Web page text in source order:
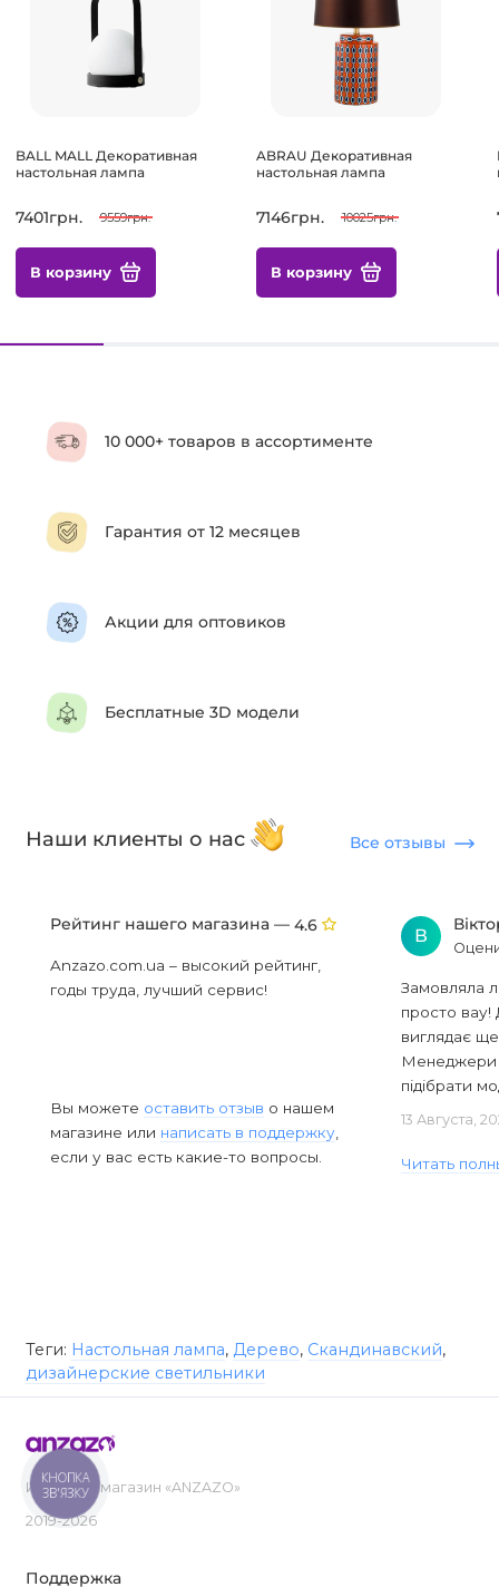
BALL MALL Декоративная
настольная лампа
7401грн. 9559грн.
В корзину
ABRAU Декоративная
настольная лампа
7146грн. 10025грн.
В корзину
10 000+ товаров в ассортименте
Гарантия от 12 месяцев
Акции для оптовиков
Бесплатные 3D модели
Наши клиенты о нас Все отзывы
Рейтинг нашего магазина — 4.6
Anzazo.com.ua – высокий рейтинг,
годы труда, лучший сервис!
Вы можете оставить отзыв о нашем
магазине или написать в поддержку
если у вас есть какие-то вопросы.
В
Замовляла
просто вау!
виглядає
Менеджери
підібрати
13 Августа,
Читать
Теги: Настольная лампа, Дерево, Скандинавский,
дизайнерские светильники
Интернет-магазин «ANZAZO»
2019-2026
Поддержка
КНОПКА
ЗВ'ЯЗКУ